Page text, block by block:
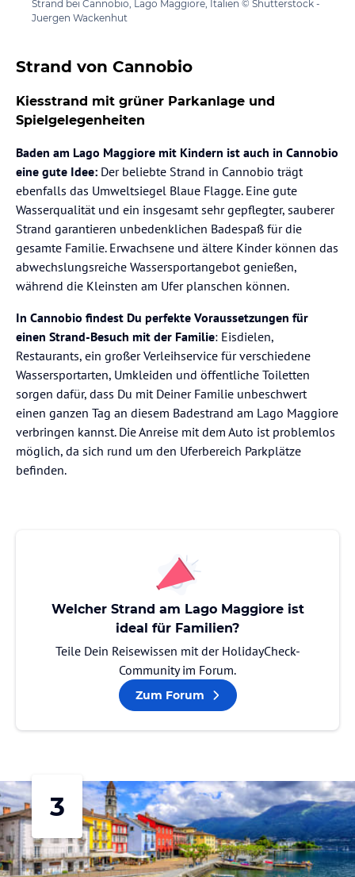
Strand bei Cannobio, Lago Maggiore, Italien © Shutterstock -
Juergen Wackenhut
Strand von Cannobio
Kiesstrand mit grüner Parkanlage und
Spielgelegenheiten
Baden am Lago Maggiore mit Kindern ist auch in Cannobio
eine gute Idee: Der beliebte Strand in Cannobio trägt
ebenfalls das Umweltsiegel Blaue Flagge. Eine gute
Wasserqualität und ein insgesamt sehr gepflegter, sauberer
Strand garantieren unbedenklichen Badespaß für die
gesamte Familie. Erwachsene und ältere Kinder können das
abwechslungsreiche Wassersportangebot genießen,
während die Kleinsten am Ufer planschen können.
In Cannobio findest Du perfekte Voraussetzungen für
einen Strand-Besuch mit der Familie: Eisdielen,
Restaurants, ein großer Verleihservice für verschiedene
Wassersportarten, Umkleiden und öffentliche Toiletten
sorgen dafür, dass Du mit Deiner Familie unbeschwert
einen ganzen Tag an diesem Badestrand am Lago Maggiore
verbringen kannst. Die Anreise mit dem Auto ist problemlos
möglich, da sich rund um den Uferbereich Parkplätze
befinden.
Welcher Strand am Lago Maggiore ist
ideal für Familien?
Teile Dein Reisewissen mit der HolidayCheck-
Community im Forum.
Zum Forum
3